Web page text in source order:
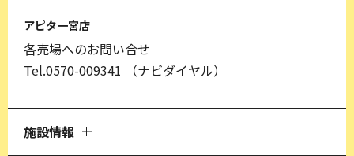
アピタ一宮店
各売場へのお問い合せ
Tel.0570-009341 （ナビダイヤル）
施設情報